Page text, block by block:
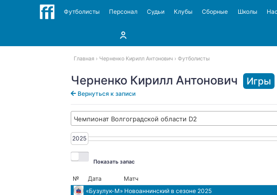
Футболисты Персонал Судьи Клубы Сборные Школы
Главная Черненко Кирилл Антонович Футболисты
Черненко Кирилл Антонович Игры
Вернуться к записи
Чемпионат Волгоградской области D2
2025
2025
Показать запас
№ Дата Матч
«Бузулук-М» Новоаннинскийв сезоне 2025